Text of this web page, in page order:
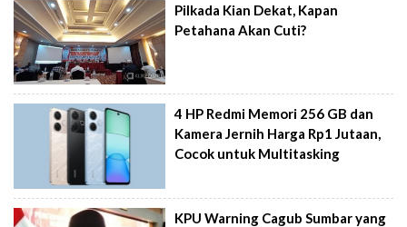
Pilkada Kian Dekat, Kapan
Petahana Akan Cuti?
4 HP Redmi Memori 256 GB dan
Kamera Jernih Harga Rp1 Jutaan,
Cocok untuk Multitasking
KPU Warning Cagub Sumbar yang